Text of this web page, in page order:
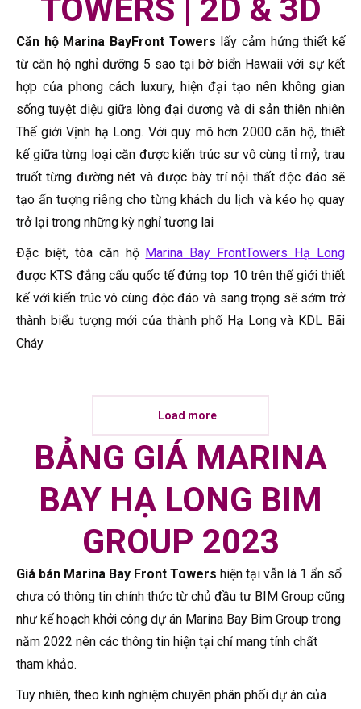
TOWERS | 2D & 3D
Căn hộ Marina BayFront Towers lấy cảm hứng thiết kế
từ căn hộ nghỉ dưỡng 5 sao tại bờ biển Hawaii với sự kết
hợp của phong cách luxury, hiện đại tạo nên không gian
sống tuyệt diệu giữa lòng đại dương và di sản thiên nhiên
Thế giới Vịnh hạ Long. Với quy mô hơn 2000 căn hộ, thiết
kế giữa từng loại căn được kiến trúc sư vô cùng tỉ mỷ, trau
truốt từng đường nét và được bày trí nội thất độc đáo sẽ
tạo ấn tượng riêng cho từng khách du lịch và kéo họ quay
trở lại trong những kỳ nghỉ tương lai
Đặc biệt, tòa căn hộ Marina Bay FrontTowers Hạ Long
được KTS đẳng cấu quốc tế đứng top 10 trên thế giới thiết
kế với kiến trúc vô cùng độc đáo và sang trọng sẽ sớm trở
thành biểu tượng mới của thành phố Hạ Long và KDL Bãi
Cháy
Load more
BẢNG GIÁ MARINA
BAY HẠ LONG BIM
GROUP 2023
Giá bán Marina Bay Front Towers hiện tại vẫn là 1 ẩn sổ
chưa có thông tin chính thức từ chủ đầu tư BIM Group cũng
như kế hoạch khởi công dự án Marina Bay Bim Group trong
năm 2022 nên các thông tin hiện tại chỉ mang tính chất
tham khảo.
Tuy nhiên, theo kinh nghiệm chuyên phân phối dự án của